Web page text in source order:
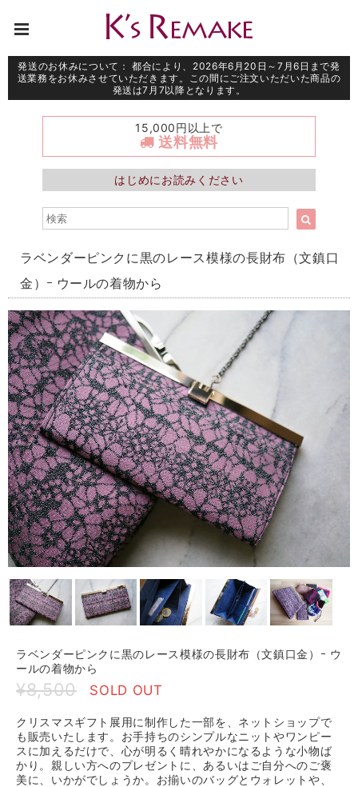
発送のお休みについて： 都合により、2026年6月20日～7月6日まで発
送業務をお休みさせていただきます。この間にご注文いただいた商品の
発送は7月7以降となります。
15,000円以上で
送料無料
はじめにお読みください
ラベンダーピンクに黒のレース模様の長財布（文鎮口
金）ｰ ウールの着物から
ラベンダーピンクに黒のレース模様の長財布（文鎮口金）ｰ ウ
ールの着物から
¥8,500 SOLD OUT
クリスマスギフト展用に制作した一部を、ネットショップで
も販売いたします。お手持ちのシンプルなニットやワンピー
スに加えるだけで、心が明るく晴れやかになるような小物ば
かり。親しい方へのプレゼントに、あるいはご自分へのご褒
美に、いかがでしょうか。お揃いのバッグとウォレットや、